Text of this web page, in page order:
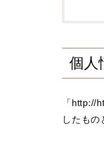
個人
「http://
したもの